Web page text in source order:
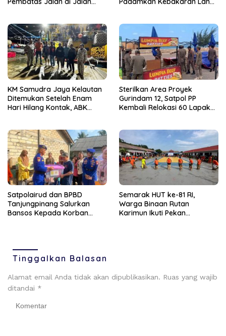
KM Samudra Jaya Kelautan
Ditemukan Setelah Enam
Hari Hilang Kontak, ABK
Sterilkan Area Proyek
Gurindam 12, Satpol PP
Kembali Relokasi 60 Lapak
Satpolairud dan BPBD
Tanjungpinang Salurkan
Bansos Kepada Korban
Semarak HUT ke-81 RI,
Warga Binaan Rutan
Karimun Ikuti Pekan
Tinggalkan Balasan
Alamat email Anda tidak akan dipublikasikan. Ruas yang wajib
ditandai *